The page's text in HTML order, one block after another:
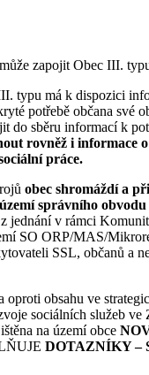
zapojit Obec III.
typu má k dispozici
potřebě občana své
do sběru informací k
rovněž i informace
práce.
obec shromáždí a
správního obvodu
jednání v rámci
SO ORP/MAS/
SSL, občanů a
oproti obsahu ve
sociálních služeb
na území obce
DOTAZNÍKY –